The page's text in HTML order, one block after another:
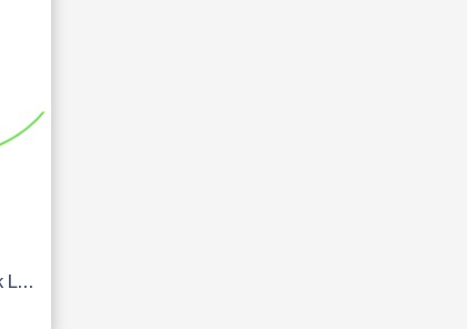
Oleomac Tırpan Otomatik Başlık Load&Go M10